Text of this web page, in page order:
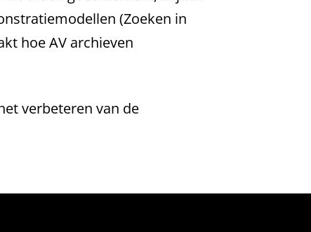
(Zoeken in
hoe AV archieven
verbeteren van de